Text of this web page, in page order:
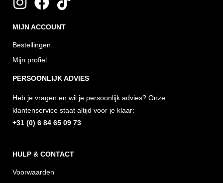
s
t
a
g
r
a
m
c
e
b
o
k
k
k
MIJN ACCOUNT
Bestellingen
Mijn profiel
PERSOONLIJK ADVIES
Heb je vragen en wil je persoonlijk advies? Onze
klantenservice staat altijd voor je klaar:
+31 (0) 6 84 65 09 73
HULP & CONTACT
Voorwaarden